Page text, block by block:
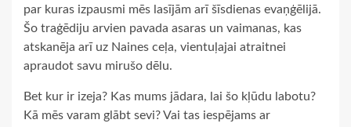
par kuras izpausmi mēs lasījām arī šīsdienas evaņģēlijā.
Šo traģēdiju arvien pavada asaras un vaimanas, kas
atskanēja arī uz Naines ceļa, vientuļajai atraitnei
apraudot savu mirušo dēlu.
Bet kur ir izeja? Kas mums jādara, lai šo kļūdu labotu?
Kā mēs varam glābt sevi? Vai tas iespējams ar